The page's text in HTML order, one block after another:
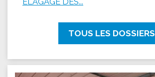
TOUS LES DOSSIERS